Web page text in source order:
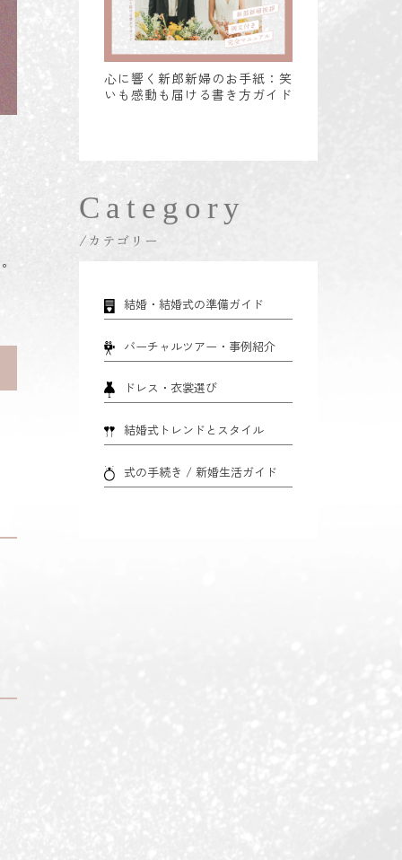
心に響く新郎新婦のお手紙：笑
いも感動も届ける書き方ガイド
Category
/カテゴリー
結婚・結婚式の準備ガイド
バーチャルツアー・事例紹介
ドレス・衣裳選び
結婚式トレンドとスタイル
式の手続き / 新婚生活ガイド